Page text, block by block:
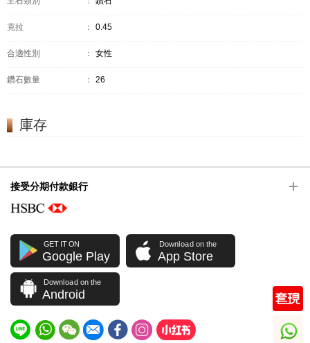
克拉 ： 0.45
合適性別 ： 女性
鑽石數量 ： 26
庫存
接受分期付款銀行
GET IT ON
Google Play
Download on the
App Store
Download on the
Android